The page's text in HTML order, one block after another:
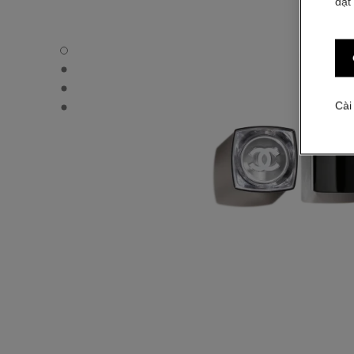
ROUGE COCO BLOOM - Chế độ xem mặc định
ROUGE COCO BLOOM - Hình ảnh khác - 1
ROUGE COCO BLOOM - Hình ảnh khác - 2
ROUGE COCO BLOOM - Xem kết cấu cơ bản